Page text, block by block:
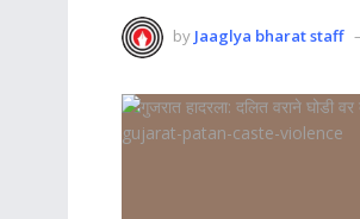
by Jaaglya bharat staff